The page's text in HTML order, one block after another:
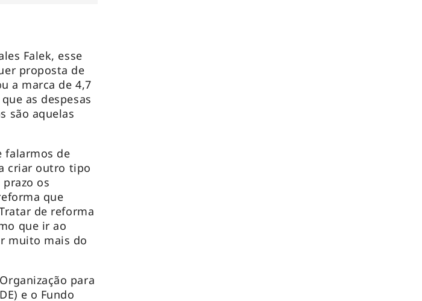
Falek, esse
proposta de
a marca de 4,7
as despesas
são aquelas
falarmos de
criar outro tipo
os
que
de reforma
que ir ao
muito mais do
para
e o Fundo